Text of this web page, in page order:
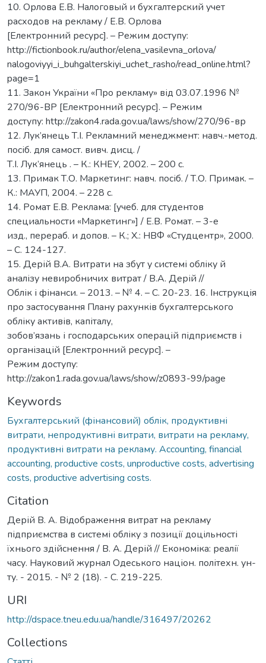
10. Орлова Е.В. Налоговый и бухгалтерский учет
расходов на рекламу / Е.В. Орлова
[Електронний ресурс]. – Режим доступу:
http://fictionbook.ru/author/elena_vasilevna_orlova/
nalogoviyyi_i_buhgalterskiyi_uchet_rasho/read_online.html?
page=1
11. Закон України «Про рекламу» від 03.07.1996 №
270/96-ВР [Електронний ресурс]. – Режим
доступу: http://zakon4.rada.gov.ua/laws/show/270/96-вр
12. Лук’янець Т.І. Рекламний менеджмент: навч.-метод.
посіб. для самост. вивч. дисц. /
Т.І. Лук’янець . – К.: КНЕУ, 2002. – 200 с.
13. Примак Т.О. Маркетинг: навч. посіб. / Т.О. Примак. –
К.: МАУП, 2004. – 228 с.
14. Poмaт E.В. Реклама: [учеб. для студентов
специальности «Маркетинг»] / Е.В. Ромат. – 3-е
изд., перераб. и допов. – К.; Х.: НВФ «Студцентр», 2000.
– С. 124-127.
15. Дерій В.А. Витрати на збут у системі обліку й
аналізу невиробничих витрат / В.А. Дерій //
Облік і фінанси. – 2013. – № 4. – С. 20-23. 16. Інструкція
про застосування Плану рахунків бухгалтерського
обліку активів, капіталу,
зобов’язань і господарських операцій підприємств і
організацій [Електронний ресурс]. –
Режим доступу:
http://zakon1.rada.gov.ua/laws/show/z0893-99/page
Keywords
Бухгалтерський (фінансовий) облік, продуктивні
витрати, непродуктивні витрати, витрати на рекламу,
продуктивні витрати на рекламу. Accounting, financial
accounting, productive costs, unproductive costs, advertising
costs, productive advertising costs.
Citation
Дерій В. А. Відображення витрат на рекламу
підприємства в системі обліку з позиції доцільності
їхнього здійснення / В. А. Дерій // Економіка: реалії
часу. Науковий журнал Одеського націон. політехн. ун-
ту. - 2015. - № 2 (18). - С. 219-225.
URI
http://dspace.tneu.edu.ua/handle/316497/20262
Collections